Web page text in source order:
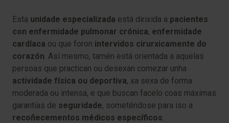
Esta unidade especializada está dirixida a pacientes
con enfermidade pulmonar crónica, enfermidade
cardíaca ou que foron intervidos cirurxicamente do
corazón. Así mesmo, tamén está orientada a aquelas
persoas que practican ou desexan comezar unha
actividade física ou deportiva, xa sexa de forma
moderada ou intensa, e que buscan facelo coas máximas
garantías de seguridade, someténdose para iso a
recoñecementos médicos específicos.